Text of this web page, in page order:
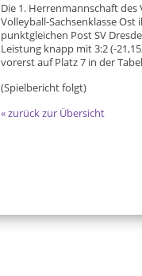
Die 1. Herrenmannschaft des
Volleyball-Sachsenklasse Ost
punktgleichen Post SV
Leistung knapp mit 3:2 (-
vorerst auf Platz 7 in der
(Spielbericht folgt)
« zurück zur Übersicht